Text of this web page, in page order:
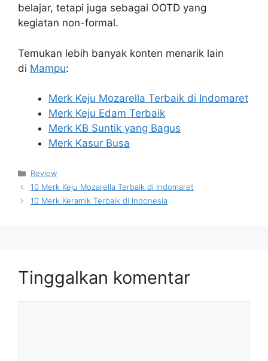
belajar, tetapi juga sebagai OOTD yang
kegiatan non-formal.
Temukan lebih banyak konten menarik lain
di Mampu:
Merk Keju Mozarella Terbaik di Indomaret
Merk Keju Edam Terbaik
Merk KB Suntik yang Bagus
Merk Kasur Busa
Kategori
Review
10 Merk Keju Mozarella Terbaik di Indomaret
10 Merk Keramik Terbaik di Indonesia
Tinggalkan komentar